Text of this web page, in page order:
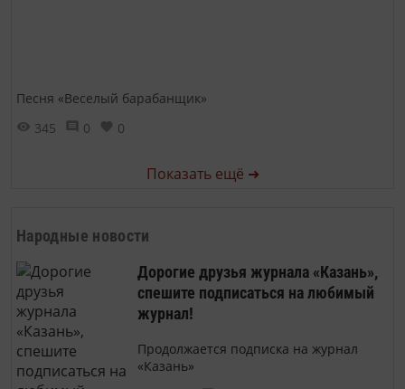
Песня «Веселый барабанщик»
345
0 0
Показать ещё ➜
Народные новости
Дорогие друзья журнала «Казань»,
спешите подписаться на любимый
журнал!
Продолжается подписка на журнал
«Казань»